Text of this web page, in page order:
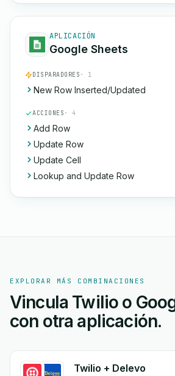
APLICACIÓN
Google Sheets
DISPARADORES · 1
New Row Inserted/Updated
ACCIONES · 4
Add Row
Update Row
Update Cell
Lookup and Update Row
EXPLORAR MÁS COMBINACIONES
Vincula Twilio o
con otra aplicación.
Twilio + Delevo